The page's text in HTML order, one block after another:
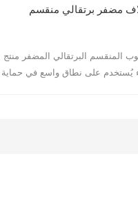
مضفر برتقالي منقسم
المنقسم البرتقالي المضفر منتج
يُستخدم على نطاق واسع في حماية